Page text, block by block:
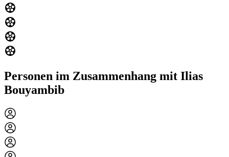
Personen im Zusammenhang mit Ilias
Bouyambib